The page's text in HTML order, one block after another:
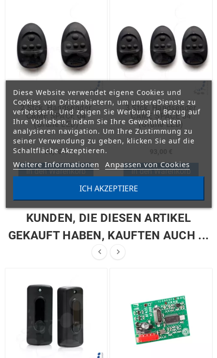
2 Stck. Handsender
CAME SPACE 04
(grüne LED)
63,00 €
In den Warenkorb
3 Stck. Handsender
CAME SPACE 04
(grüne LED)
In den Warenkorb
KUNDEN, DIE DIESEN ARTIKEL
GEKAUFT HABEN, KAUFTEN AUCH ...
 
Diese Website verwendet eigene Cookies und
Cookies von Drittanbietern, um unsereDienste zu
verbessern. Und zeigen Sie Werbung in Bezug auf
Ihre Vorlieben, indem Sie Ihre Gewohnheiten
analysieren navigation. Um Ihre Zustimmung zu
seiner Verwendung zu geben, klicken Sie auf die
Schaltfläche Akzeptieren.
Weitere Informationen Anpassen von Cookies
ICH AKZEPTIERE